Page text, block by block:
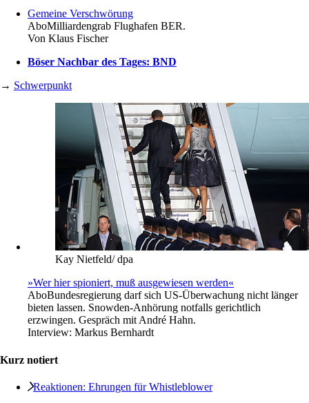
Gemeine Verschwörung
AboMilliardengrab Flughafen BER.
Von Klaus Fischer
Böser Nachbar des Tages: BND
→ Schwerpunkt
Kay Nietfeld/ dpa
»Wer hier spioniert, muß ausgewiesen werden«
AboBundesregierung darf sich US-Überwachung nicht länger
bieten lassen. Snowden-Anhörung notfalls gerichtlich
erzwingen. Gespräch mit André Hahn.
Interview: Markus Bernhardt
Kurz notiert
Reaktionen: Ehrungen für Whistleblower